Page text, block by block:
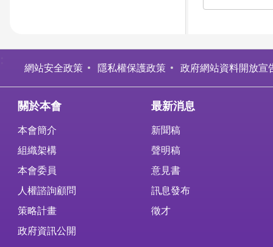
網站安全政策 隱私權保護政策 政府網站資料開放宣
關於本會
本會簡介
組織架構
本會委員
人權諮詢顧問
策略計畫
政府資訊公開
最新消息
新聞稿
聲明稿
意見書
訊息發布
徵才